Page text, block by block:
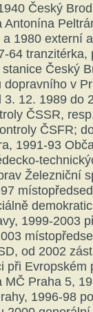
Český
1980 externí
64 tranzitérka,
Český
v
12. 1989 do
ČSSR,
ČSFR;
1991-93
Železniční
1999-2003
od 2002
při Evropském
Praha 5,
1996-98